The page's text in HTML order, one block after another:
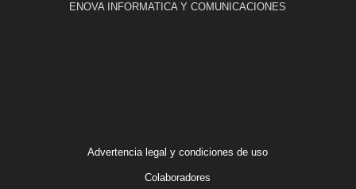
ENOVA INFORMATICA Y COMUNICACIONES
Advertencia legal y condiciones de uso
Colaboradores